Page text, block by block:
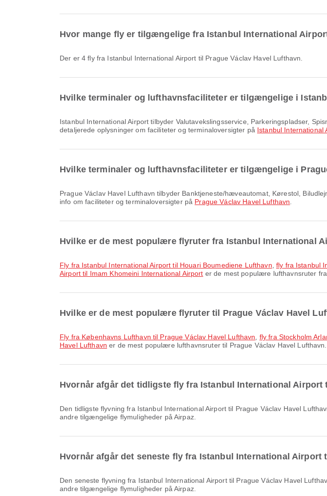
Hvor mange fly er tilgængelige fra Istanbul International
Der er 4 fly fra Istanbul International Airport til Prague Václav Havel Lufthavn.
Hvilke terminaler og lufthavnsfaciliteter er tilgængelige i
Istanbul International Airport tilbyder Valutavekslingsservice, Parkeringspladser, Spisning og mange andre faciliteter, der forbedrer din rejseoplevelse. Du kan se
detaljerede oplysninger om faciliteter og terminaloversigter på Istanbul International
Hvilke terminaler og lufthavnsfaciliteter er tilgængelige i
Prague Václav Havel Lufthavn tilbyder Banktjeneste/hæveautomat, Kørestol, Biludlejning og mange andre faciliteter, der forbedrer din rejseoplevelse. Du kan se detaljeret
info om faciliteter og terminaloversigter på Prague Václav Havel Lufthavn
Hvilke er de mest populære flyruter fra Istanbul International
fly fra Istanbul International Airport til Houari Boumediene Lufthavn fly fra Istanbul
Airport til Imam Khomeini International Airport er de mest populære lufthavnsruter
Hvilke er de mest populære flyruter til Prague Václav Havel
fly fra Københavns Lufthavn til Prague Václav Havel Lufthavn fly fra Stockholm
Havel Lufthavn er de mest populære lufthavnsruter til Prague Václav Havel
Hvornår afgår det tidligste fly fra Istanbul International Airport
Den tidligste flyvning fra Istanbul International Airport til Prague Václav Havel Lufthavn med Turkish Airlines afgår kl. 06.45. Du kan se denne tidsplan og sammenligne
andre tilgængelige flymuligheder på Airpaz.
Hvornår afgår det seneste fly fra Istanbul International Airport
Den seneste flyvning fra Istanbul International Airport til Prague Václav Havel Lufthavn med Turkish Airlines afgår kl. 16.45. Du kan se denne tidsplan og sammenligne
andre tilgængelige flymuligheder på Airpaz.